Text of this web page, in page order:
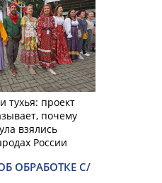
тухья: проект
почему
взялись
России
ОБРАБОТКЕ С/